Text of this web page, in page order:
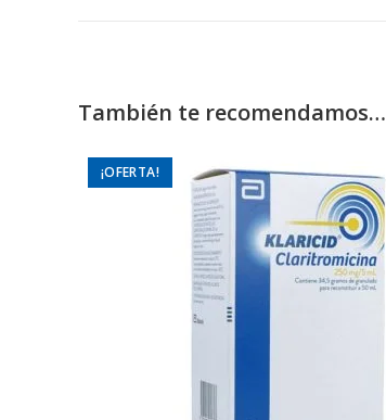
También te recomendamos…
¡OFERTA!